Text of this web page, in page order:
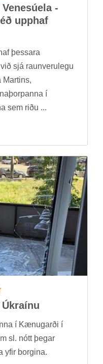
-
upp­haf
þess­ara
sjá raun­veru­legu
Mart­ins,
í
sem riðu ...
í Kænu­garði í
sl. nótt þeg­ar
yfir borg­ina.